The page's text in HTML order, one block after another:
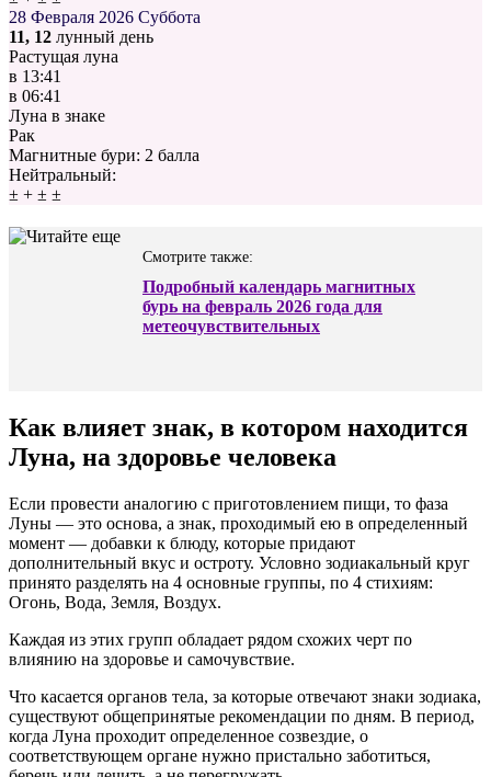
28 Февраля 2026 Суббота
11, 12 лунный день
Растущая луна
в 13:41
в 06:41
Луна в знаке
Рак
Магнитные бури: 2 балла
Нейтральный:
± + ± ±
Смотрите также:
Подробный календарь магнитных
бурь на февраль 2026 года для
метеочувствительных
Как влияет знак, в котором находится
Луна, на здоровье человека
Если провести аналогию с приготовлением пищи, то фаза
Луны — это основа, а знак, проходимый ею в определенный
момент — добавки к блюду, которые придают
дополнительный вкус и остроту. Условно зодиакальный круг
принято разделять на 4 основные группы, по 4 стихиям:
Огонь, Вода, Земля, Воздух.
Каждая из этих групп обладает рядом схожих черт по
влиянию на здоровье и самочувствие.
Что касается органов тела, за которые отвечают знаки зодиака,
существуют общепринятые рекомендации по дням. В период,
когда Луна проходит определенное созвездие, о
соответствующем органе нужно пристально заботиться,